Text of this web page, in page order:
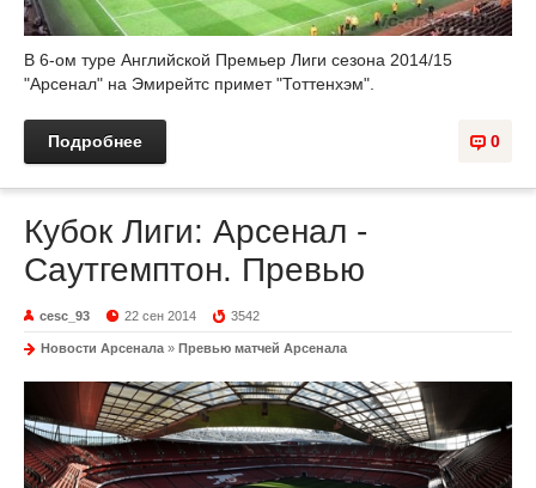
В 6-ом туре Английской Премьер Лиги сезона 2014/15
"Арсенал" на Эмирейтс примет "Тоттенхэм".
0
Подробнее
Кубок Лиги: Арсенал -
Саутгемптон. Превью
cesc_93 22 сен 2014 3542
Новости Арсенала » Превью матчей Арсенала